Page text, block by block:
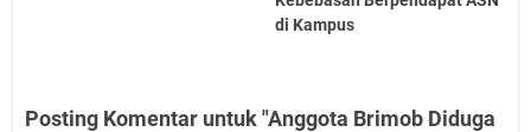
di Kampus
Posting Komentar untuk "Anggota Brimob Diduga